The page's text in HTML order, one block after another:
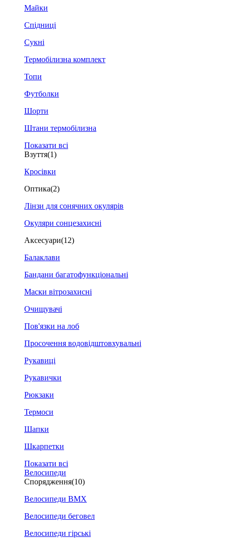
Майки
Спідниці
Сукні
Термобілизна комплект
Топи
Футболки
Шорти
Штани термобілизна
Показати всі
Взуття(1)
Кросівки
Оптика(2)
Лінзи для сонячних окулярів
Окуляри сонцезахисні
Аксесуари(12)
Балаклави
Бандани багатофункціональні
Маски вітрозахисні
Очищувачі
Пов'язки на лоб
Просочення водовідштовхувальні
Рукавиці
Рукавички
Рюкзаки
Термоси
Шапки
Шкарпетки
Показати всі
Велосипеди
Спорядження(10)
Велосипеди BMX
Велосипеди беговел
Велосипеди гірські